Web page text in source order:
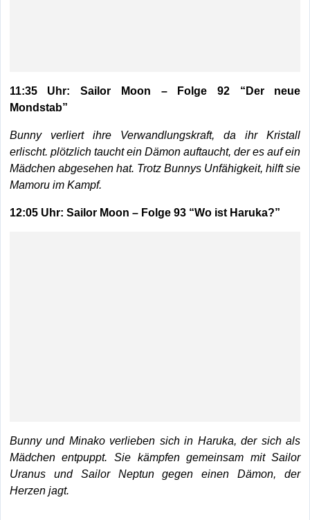
11:35 Uhr: Sailor Moon – Folge 92 “Der neue
Mondstab”
Bunny verliert ihre Verwandlungskraft, da ihr Kristall
erlischt. plötzlich taucht ein Dämon auftaucht, der es auf ein
Mädchen abgesehen hat. Trotz Bunnys Unfähigkeit, hilft sie
Mamoru im Kampf.
12:05 Uhr: Sailor Moon – Folge 93 “Wo ist Haruka?”
Bunny und Minako verlieben sich in Haruka, der sich als
Mädchen entpuppt. Sie kämpfen gemeinsam mit Sailor
Uranus und Sailor Neptun gegen einen Dämon, der
Herzen jagt.